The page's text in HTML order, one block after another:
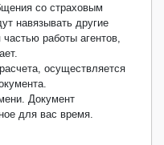
со страховым
навязывать другие
работы агентов,
осуществляется
Документ
для вас время.